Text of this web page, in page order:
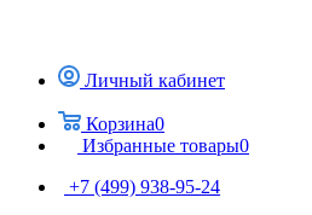
Личный кабинет
Корзина0
Избранные товары0
+7 (499) 938-95-24